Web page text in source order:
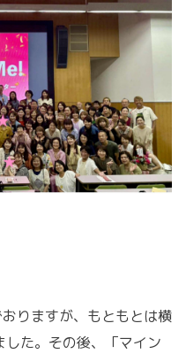
りますが、もともとは横
た。その後、「マイン